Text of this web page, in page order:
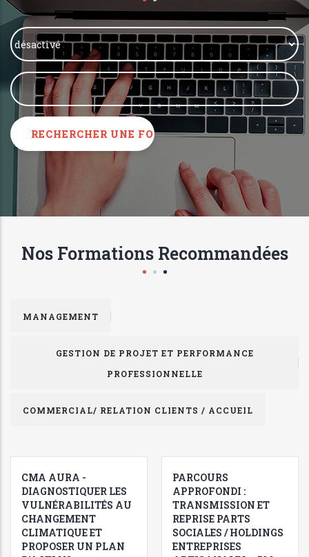
Nos Formations Recommandées
MANAGEMENT
GESTION DE PROJET ET PERFORMANCE
PROFESSIONNELLE
COMMERCIAL/ RELATION CLIENTS / ACCUEIL
CMA AURA -
DIAGNOSTIQUER LES
VULNÉRABILITÉS AU
CHANGEMENT
CLIMATIQUE ET
PROPOSER UN PLAN
PARCOURS
APPROFONDI :
TRANSMISSION ET
REPRISE PARTS
SOCIALES / HOLDINGS
ENTREPRISES